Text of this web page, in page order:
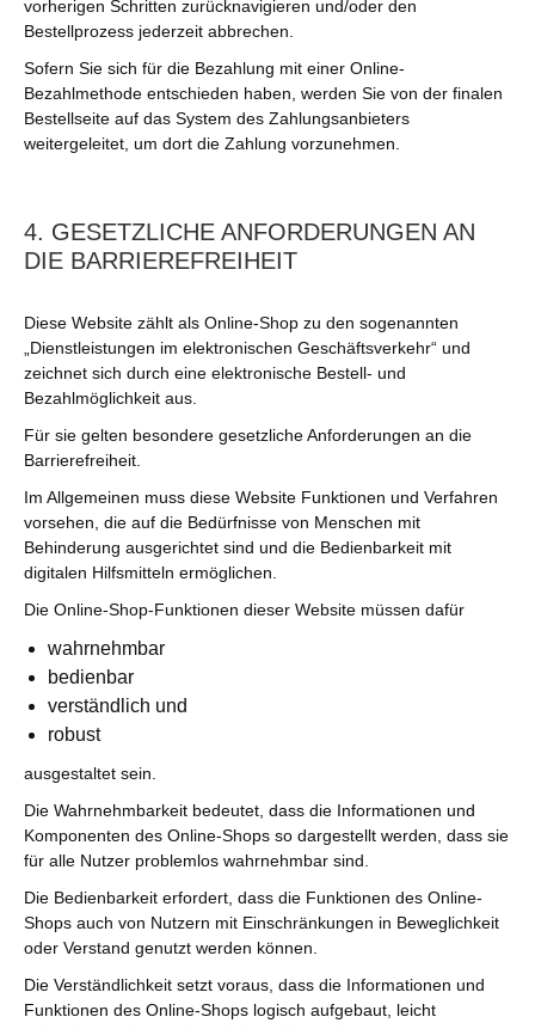
vorherigen Schritten zurücknavigieren und/oder den
Bestellprozess jederzeit abbrechen.
Sofern Sie sich für die Bezahlung mit einer Online-
Bezahlmethode entschieden haben, werden Sie von der finalen
Bestellseite auf das System des Zahlungsanbieters
weitergeleitet, um dort die Zahlung vorzunehmen.
4. GESETZLICHE ANFORDERUNGEN AN
DIE BARRIEREFREIHEIT
Diese Website zählt als Online-Shop zu den sogenannten
„Dienstleistungen im elektronischen Geschäftsverkehr“ und
zeichnet sich durch eine elektronische Bestell- und
Bezahlmöglichkeit aus.
Für sie gelten besondere gesetzliche Anforderungen an die
Barrierefreiheit.
Im Allgemeinen muss diese Website Funktionen und Verfahren
vorsehen, die auf die Bedürfnisse von Menschen mit
Behinderung ausgerichtet sind und die Bedienbarkeit mit
digitalen Hilfsmitteln ermöglichen.
Die Online-Shop-Funktionen dieser Website müssen dafür
wahrnehmbar
bedienbar
verständlich und
robust
ausgestaltet sein.
Die Wahrnehmbarkeit bedeutet, dass die Informationen und
Komponenten des Online-Shops so dargestellt werden, dass sie
für alle Nutzer problemlos wahrnehmbar sind.
Die Bedienbarkeit erfordert, dass die Funktionen des Online-
Shops auch von Nutzern mit Einschränkungen in Beweglichkeit
oder Verstand genutzt werden können.
Die Verständlichkeit setzt voraus, dass die Informationen und
Funktionen des Online-Shops logisch aufgebaut, leicht